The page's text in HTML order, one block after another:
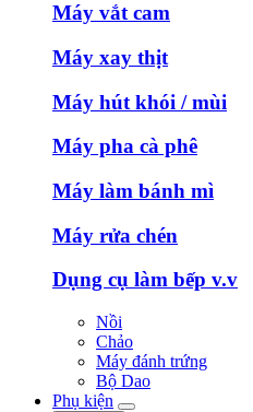
Máy vắt cam
Máy xay thịt
Máy hút khói / mùi
Máy pha cà phê
Máy làm bánh mì
Máy rửa chén
Dụng cụ làm bếp v.v
Nồi
Chảo
Máy đánh trứng
Bộ Dao
Phụ kiện